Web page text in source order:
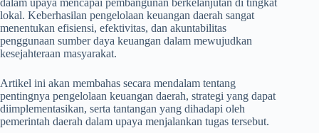
dalam upaya mencapai pembangunan berkelanjutan di tingkat
lokal. Keberhasilan pengelolaan keuangan daerah sangat
menentukan efisiensi, efektivitas, dan akuntabilitas
penggunaan sumber daya keuangan dalam mewujudkan
kesejahteraan masyarakat.
Artikel ini akan membahas secara mendalam tentang
pentingnya pengelolaan keuangan daerah, strategi yang dapat
diimplementasikan, serta tantangan yang dihadapi oleh
pemerintah daerah dalam upaya menjalankan tugas tersebut.